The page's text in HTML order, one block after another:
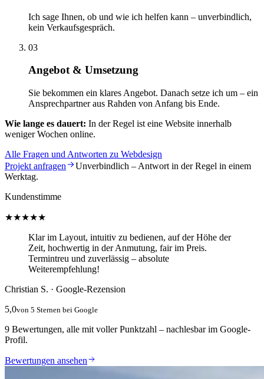
Ich sage Ihnen, ob und wie ich helfen kann – unverbindlich,
kein Verkaufsgespräch.
03
Angebot & Umsetzung
Sie bekommen ein klares Angebot. Danach setze ich um – ein
Ansprechpartner aus Rahden von Anfang bis Ende.
Wie lange es dauert: In der Regel ist eine Website innerhalb
weniger Wochen online.
Alle Fragen und Antworten zu Webdesign
Projekt anfragen
Unverbindlich – Antwort in der Regel in einem
Werktag.
Kundenstimme
★★★★★
Klar im Layout, intuitiv zu bedienen, auf der Höhe der
Zeit, hochwertig in der Anmutung, fair im Preis.
Termintreu und zuverlässig – absolute
Weiterempfehlung!
Christian S. · Google-Rezension
5,0von 5 Sternen bei Google
9 Bewertungen, alle mit voller Punktzahl – nachlesbar im Google-
Profil.
Bewertungen ansehen